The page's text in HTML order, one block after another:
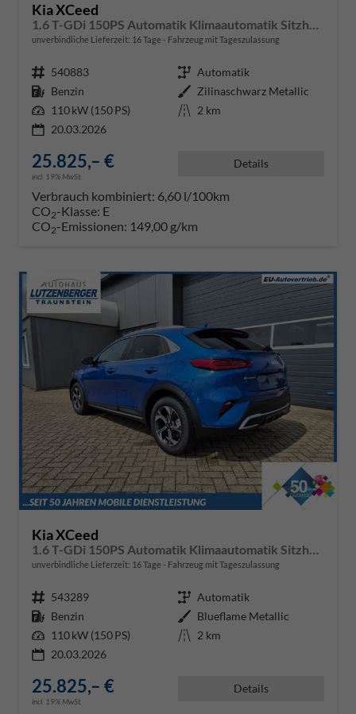
Kia XCeed
1.6 T-GDi 150PS Automatik Klimaautomatik Sitzheizung Lenkradheizung Navi PDC Rückf.Kamera abged.Scheiben Apple CarPlay Android Auto
unverbindliche Lieferzeit: 16 Tage Fahrzeug mit Tageszulassung
Fahrzeugnr. 540883 Getriebe Automatik
Kraftstoff Benzin Außenfarbe Zilinaschwarz Metallic
Leistung 110 kW (150 PS) Kilometerstand 2 km
20.03.2026
25.825,– €
incl. 19% MwSt.
Details
Verbrauch kombiniert: 6,60 l/100km
CO2-Klasse: E
CO2-Emissionen: 149,00 g/km
Kia XCeed
1.6 T-GDi 150PS Automatik Klimaautomatik Sitzheizung Lenkradheizung Navi PDC Rückf.Kamera abged.Scheiben Apple CarPlay Android Auto
unverbindliche Lieferzeit: 16 Tage Fahrzeug mit Tageszulassung
Fahrzeugnr. 543289 Getriebe Automatik
Kraftstoff Benzin Außenfarbe Blueflame Metallic
Leistung 110 kW (150 PS) Kilometerstand 2 km
20.03.2026
25.825,– €
incl. 19% MwSt.
Details